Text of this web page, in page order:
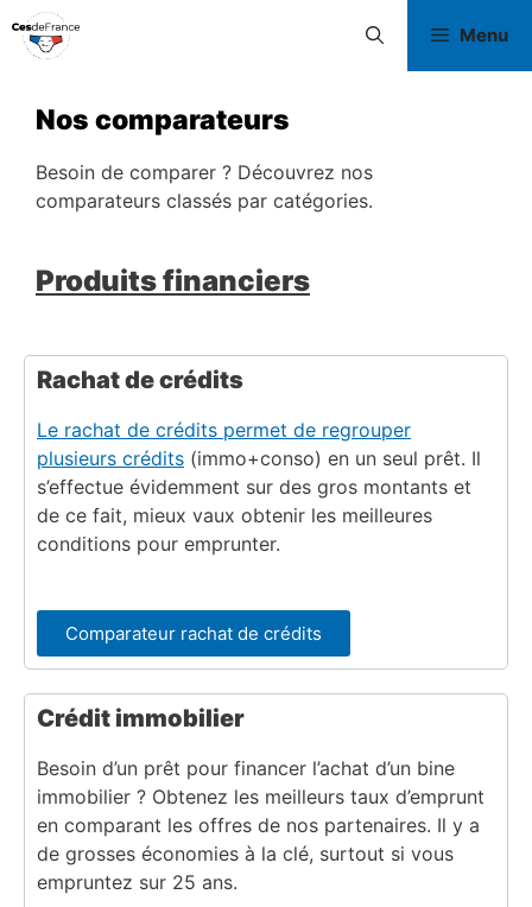
Menu
Nos comparateurs
Besoin de comparer ? Découvrez nos
comparateurs classés par catégories.
Produits financiers
Rachat de crédits
Le rachat de crédits permet de regrouper
plusieurs crédits (immo+conso) en un seul prêt. Il
s’effectue évidemment sur des gros montants et
de ce fait, mieux vaux obtenir les meilleures
conditions pour emprunter.
Comparateur rachat de crédits
Crédit immobilier
Besoin d’un prêt pour financer l’achat d’un bine
immobilier ? Obtenez les meilleurs taux d’emprunt
en comparant les offres de nos partenaires. Il y a
de grosses économies à la clé, surtout si vous
empruntez sur 25 ans.